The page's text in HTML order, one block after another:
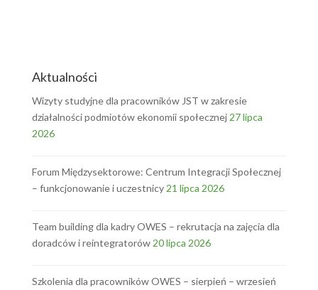
Aktualności
Wizyty studyjne dla pracowników JST w zakresie
działalności podmiotów ekonomii społecznej 27 lipca
2026
Forum Międzysektorowe: Centrum Integracji Społecznej
– funkcjonowanie i uczestnicy 21 lipca 2026
Team building dla kadry OWES – rekrutacja na zajęcia dla
doradców i reintegratorów 20 lipca 2026
Szkolenia dla pracowników OWES – sierpień – wrzesień